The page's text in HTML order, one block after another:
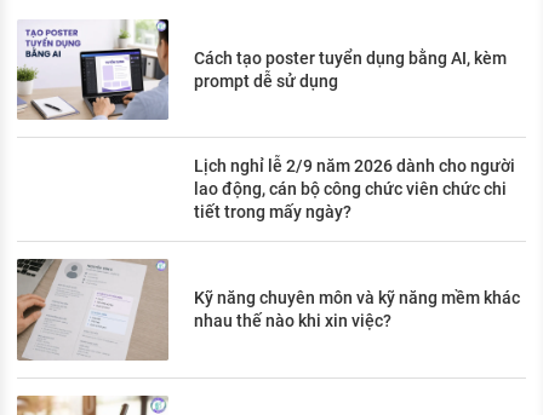
Cách tạo poster tuyển dụng bằng AI, kèm
prompt dễ sử dụng
Lịch nghỉ lễ 2/9 năm 2026 dành cho người
lao động, cán bộ công chức viên chức chi
tiết trong mấy ngày?
Kỹ năng chuyên môn và kỹ năng mềm khác
nhau thế nào khi xin việc?